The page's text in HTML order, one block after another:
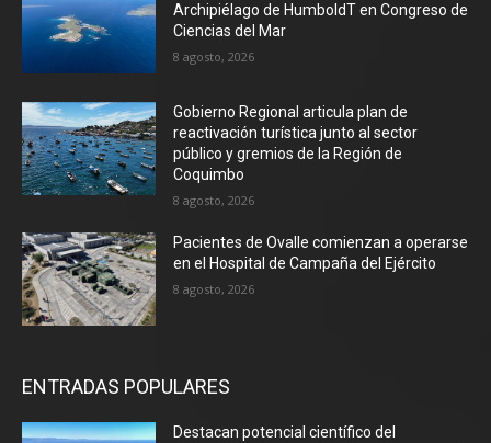
Archipiélago de HumboldT en Congreso de
Ciencias del Mar
8 agosto, 2026
Gobierno Regional articula plan de
reactivación turística junto al sector
público y gremios de la Región de
Coquimbo
8 agosto, 2026
Pacientes de Ovalle comienzan a operarse
en el Hospital de Campaña del Ejército
8 agosto, 2026
ENTRADAS POPULARES
Destacan potencial científico del